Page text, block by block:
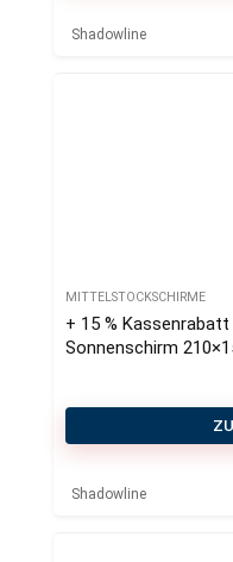
Shadowline
MITTELSTOCKSCHIRME
+ 15 %
Sonnenschirm
Shadowline